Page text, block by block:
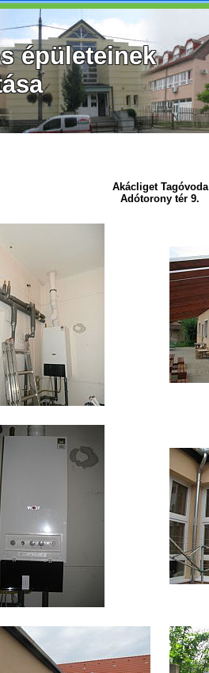
épületeinek
Akácliget Tagóvoda
Adótorony tér 9.